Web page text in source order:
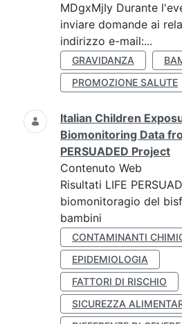
MDgxMjIy Durante
inviare domande ai
indirizzo e-mail:...
GRAVIDANZA
PROMOZIONE SALUTE
Italian Children
Biomonitoring Data
PERSUADED Project
Contenuto Web
Risultati LIFE
biomonitoragio del
bambini
CONTAMINANTI
EPIDEMIOLOGIA
FATTORI DI RISCHIO
SICUREZZA